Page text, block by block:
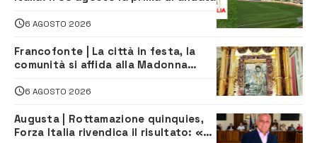
6 AGOSTO 2026
Francofonte | La città in festa, la
comunità si affida alla Madonna
6 AGOSTO 2026
Augusta | Rottamazione quinquies,
Forza Italia rivendica il risultato: «La